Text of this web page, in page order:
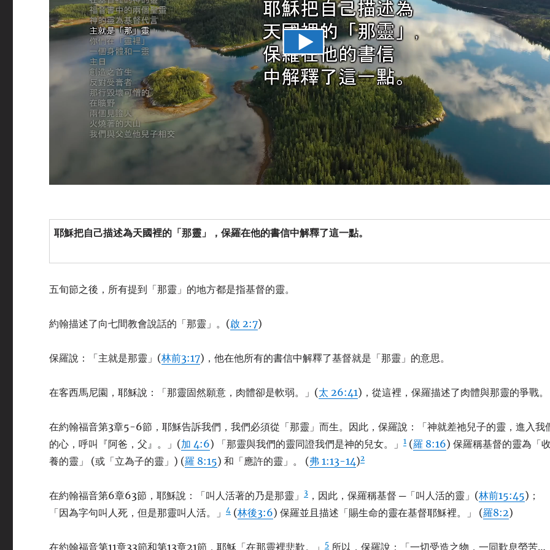
耶穌把自己描述為天國裡的 「那靈」，保羅在他的書信中解釋了這一點。
五旬節之後，所有提到「那靈」的地方都是指基督的靈。
約翰描述了向七間教會說話的「那靈」。(啟 2:7)
保羅說：「主就是那靈」(林前3:17)，他在他所有的書信中解釋了基督就是「那靈」的意思。
在客西馬尼園，耶穌說：「那靈固然願意，肉體卻是軟弱。」(太 26:41)，從這裡，保羅描述了肉體與那靈的爭戰。
在約翰福音第3章5-6節，耶穌告訴我們，我們必須從「那靈」而生。因此，保羅說：「神就差祂兒子的靈，進入我
的心，呼叫『阿爸，父』。」(加 4:6) 「那靈與我們的靈同證我們是神的兒女。」1 (羅 8:16) 保羅稱基督的靈為「
養的靈」 (或「立為子的靈」) (羅 8:15) 和「應許的靈」。 (弗 1:13-14)2
在約翰福音第6章63節，耶穌說：「叫人活著的乃是那靈」3 ，因此，保羅稱基督 ─「叫人活的靈」(林前15:45)；
「因為字句叫人死，但是那靈叫人活。」4 (林後3:6) 保羅並且描述「賜生命的靈在基督耶穌裡。」 (羅8:2)
在約翰福音第11章33節和第13章21節，耶穌「在那靈裡悲歎。」5 所以，保羅說：「一切受造之物，一同歎息勞苦…